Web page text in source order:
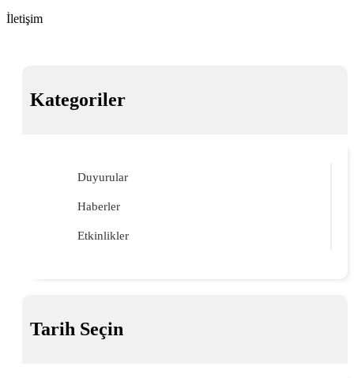
İletişim
Kategoriler
Duyurular
Haberler
Etkinlikler
Tarih Seçin